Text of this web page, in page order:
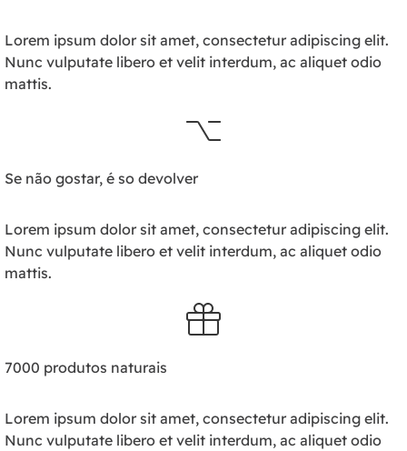
Lorem ipsum dolor sit amet, consectetur adipiscing elit.
Nunc vulputate libero et velit interdum, ac aliquet odio
mattis.
Se não gostar, é so devolver
Lorem ipsum dolor sit amet, consectetur adipiscing elit.
Nunc vulputate libero et velit interdum, ac aliquet odio
mattis.
7000 produtos naturais
Lorem ipsum dolor sit amet, consectetur adipiscing elit.
Nunc vulputate libero et velit interdum, ac aliquet odio